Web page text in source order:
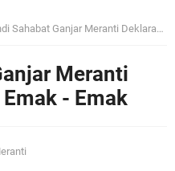
Ganjar Meranti Deklarasi Bersama Emak - Emak
Meranti
- Emak